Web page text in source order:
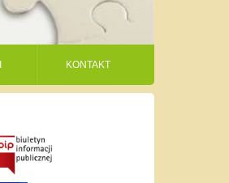
KONTAKT